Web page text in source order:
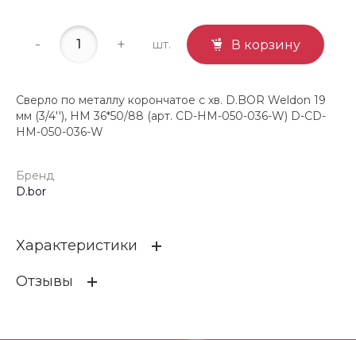
- + шт. В корзину
Сверло по металлу корончатое с хв. D.BOR Weldon 19
мм (3/4''), HM 36*50/88 (арт. CD-HM-050-036-W) D-CD-
HM-050-036-W
Бренд
D.bor
Характеристики
Бренд
Отзывы